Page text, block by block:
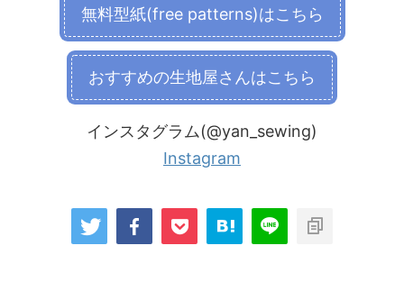
無料型紙(free patterns)はこちら
おすすめの生地屋さんはこちら
インスタグラム(@yan_sewing)
Instagram